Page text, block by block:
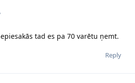
tad es pa 70 varētu ņemt.
Reply